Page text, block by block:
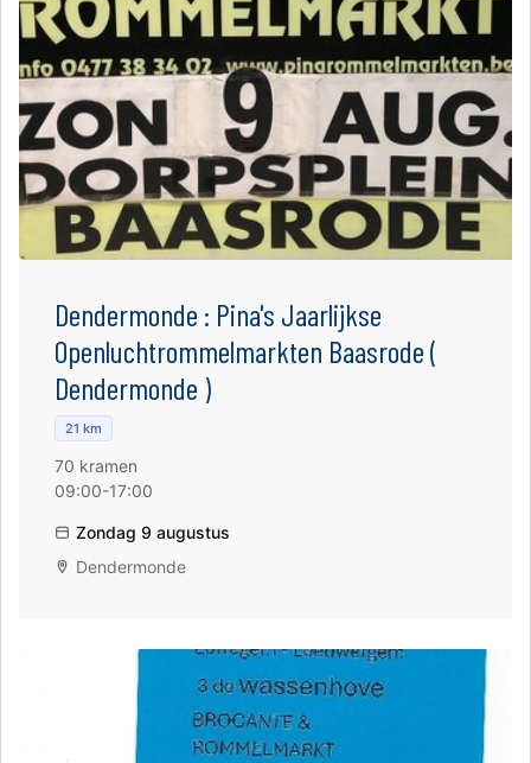
Dendermonde : Pina's Jaarlijkse
Openluchtrommelmarkten Baasrode (
Dendermonde )
21 km
70 kramen
09:00-17:00
Zondag 9 augustus
Dendermonde